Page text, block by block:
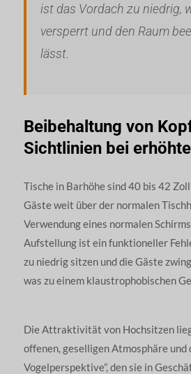
ist das Vordach zu niedrig,
versperrt und den Raum
lässt.
Beibehaltung von
Sichtlinien bei
Tische in Barhöhe sind 40 bis 42 Zoll
Gäste weit über der normalen
Verwendung eines normalen
Aufstellung ist ein funktioneller
zu niedrig sitzen und die Gäste
was zu einem klaustrophobischen
Die Attraktivität von Hochsitzen
offenen, geselligen Atmosphäre und
Vogelperspektive”, den sie in